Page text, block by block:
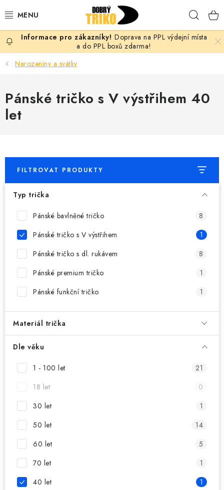
na
PRO ŽENY
PRO MUŽE
PRO DĚTI
DOPLŇKY
VLASTNÍ MOTIV
TRIČKA
OKAMŽITĚ K ODBĚRU
B2B
VÁNOCE
Časté otázky
Obchodní podmínky
Kontakty
Doprava na PPL výdejní místa
a do PPL boxů zdarma!
Narozeniny a svátky
Pánské tričko s V výstřihem 40
let
FILTROVAT PRODUKTY
Typ trička
Pánské bavlněné tričko
8
Pánské tričko s V výstřihem
1
Pánské tričko s dl. rukávem
8
Pánské premium tričko
1
Pánské funkční tričko
1
Materiál trička
Dle věku
1 - 100 let
21
18 let
0
30 let
1
50 let
14
60 let
5
70 let
1
40 let
1